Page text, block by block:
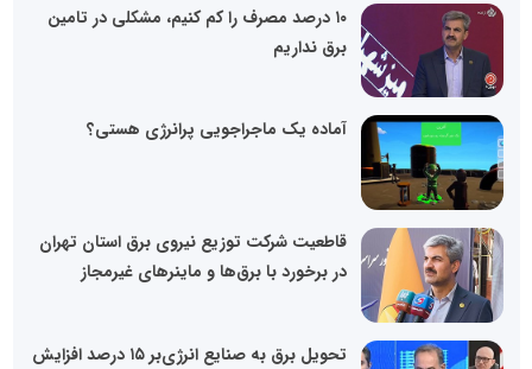
۱۰ درصد مصرف را کم کنیم، مشکلی در تامین
برق نداریم
آماده یک ماجراجویی پرانرژی هستی؟
قاطعیت شرکت توزیع نیروی برق استان تهران
در برخورد با برق‌ها و ماینرهای غیرمجاز
تحویل برق به صنایع انرژی‌بر ۱۵ درصد افزایش